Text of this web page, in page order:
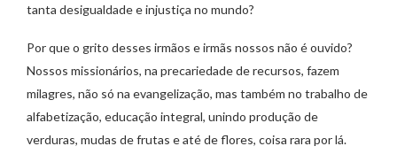
tanta desigualdade e injustiça no mundo?
Por que o grito desses irmãos e irmãs nossos não é ouvido?
Nossos missionários, na precariedade de recursos, fazem
milagres, não só na evangelização, mas também no trabalho de
alfabetização, educação integral, unindo produção de
verduras, mudas de frutas e até de flores, coisa rara por lá.